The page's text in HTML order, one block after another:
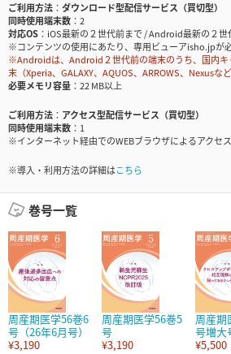
ご利用方法
ダウンロード型配信サービス（買切型）
同時使用端末数
2
対応OS
iOS最新の２世代前まで / Android最新の２世
※コンテンツの使用にあたり、専用ビューアisho.jpが
※Androidは、Android２世代前の端末のうち、国内キ
末（Xperia、GALAXY、AQUOS、ARROWS、Nexusな
必要メモリ容量
22 MB以上
ご利用方法
アクセス型配信サービス（買切型）
同時使用端末数
1
※インターネット経由でのWEBブラウザによるアクセ
※導入・利用方法の詳細はこちら
巻号一覧
周産期医学56巻6
号（26年6月号）
¥3,190
周産期医学56巻5
号
¥3,190
周産期
号増大
¥5,500